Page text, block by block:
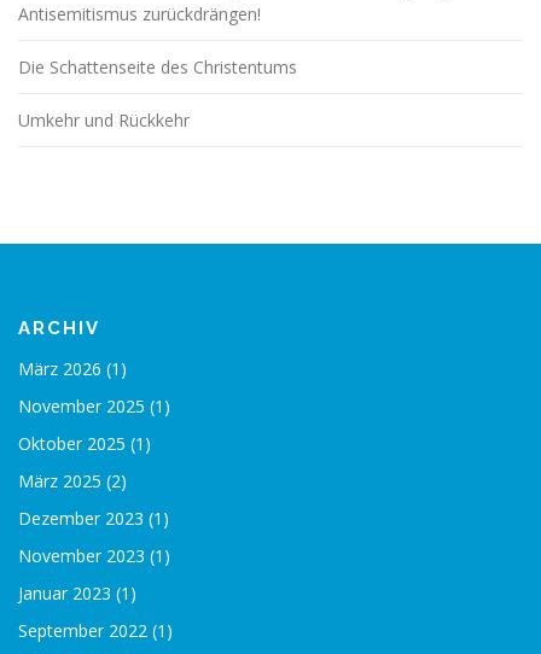
Antisemitismus zurückdrängen!
Die Schattenseite des Christentums
Umkehr und Rückkehr
ARCHIV
März 2026 (1)
November 2025 (1)
Oktober 2025 (1)
März 2025 (2)
Dezember 2023 (1)
November 2023 (1)
Januar 2023 (1)
September 2022 (1)